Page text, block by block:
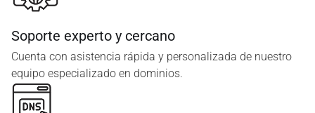
Soporte experto y cercano
Cuenta con asistencia rápida y personalizada de nuestro
equipo especializado en dominios.